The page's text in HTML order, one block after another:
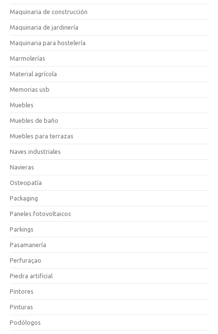
Maquinaria de construcción
Maquinaria de jardinería
Maquinaria para hostelería
Marmolerías
Material agrícola
Memorias usb
Muebles
Muebles de baño
Muebles para terrazas
Naves industriales
Navieras
Osteopatía
Packaging
Paneles fotovoltaicos
Parkings
Pasamanería
Perfuraçao
Piedra artificial
Pintores
Pinturas
Podólogos